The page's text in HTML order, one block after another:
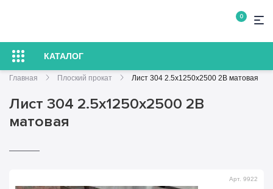
0
КАТАЛОГ
Главная Плоский прокат Лист 304 2.5х1250х2500 2В матовая
Лист 304 2.5х1250х2500 2В
матовая
Арт. 9922